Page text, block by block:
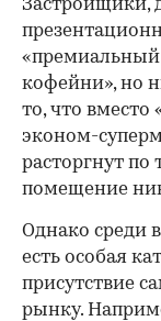
Застройщики,
кофейни», но
то, что вместо
эконом-
расторгнут по
помещение
Однако среди
есть особая
присутствие
рынку.